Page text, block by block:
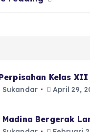
Kelas XII
Sukandar April 29,
Madina Bergerak